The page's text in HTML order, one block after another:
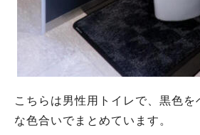
こちらは男性用トイレで、黒色を
な色合いでまとめています。